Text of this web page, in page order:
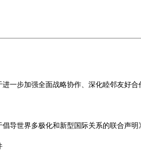
一步加强全面战略协作、深化睦邻友好合
导世界多极化和新型国际关系的联合声明